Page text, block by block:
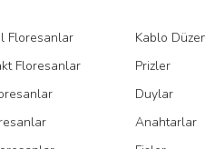
Floresanlar
Floresanlar
Kablo
Prizler
Duylar
Anahtarlar